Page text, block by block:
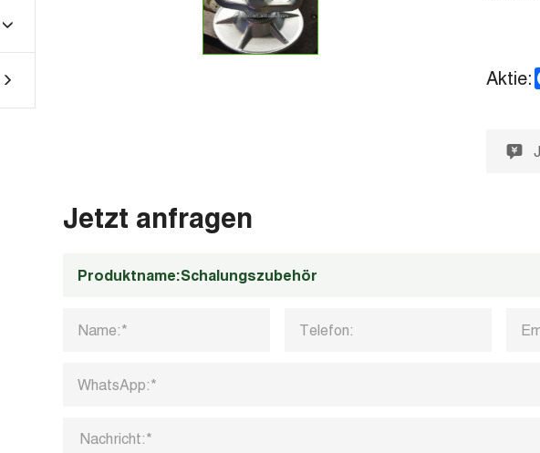
Aktie:
Jetzt anfragen